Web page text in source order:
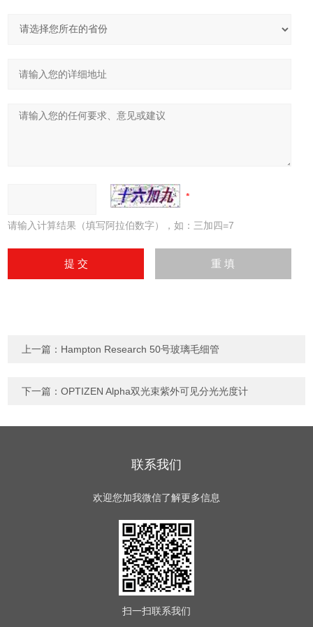
请输入计算结果（填写阿拉伯数字），如：三加四=7
上一篇： Hampton Research 50号玻璃毛细管
下一篇：OPTIZEN Alpha双光束紫外可见分光光度计
联系我们
欢迎您加我微信了解更多信息
扫一扫联系我们